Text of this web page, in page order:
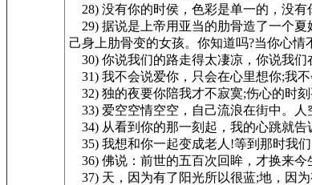
28) 没有你的时侯，色彩是单一的，没
29) 据说是上帝用亚当的肋骨造了一个夏
己身上肋骨变的女孩。你知道吗?当你心
30) 你说我们的路走得太凄凉，你说我们
31) 我不会说爱你，只会在心里想你;我
32) 独的夜要你陪我才不寂寞;伤心的时
33) 爱空空情空空，自己流浪在街中。人
34) 从看到你的那一刻起，我的心跳就告
35) 我想和你一起变成老人!等到那时我
36) 佛说：前世的五百次回眸，才换来今
37) 天，因为有了阳光所以很蓝;地，因